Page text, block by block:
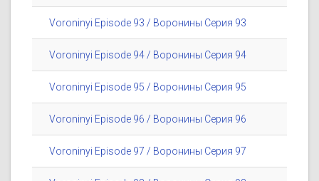
Voroninyi Episode 93 / Воронины Серия 93
Voroninyi Episode 94 / Воронины Серия 94
Voroninyi Episode 95 / Воронины Серия 95
Voroninyi Episode 96 / Воронины Серия 96
Voroninyi Episode 97 / Воронины Серия 97